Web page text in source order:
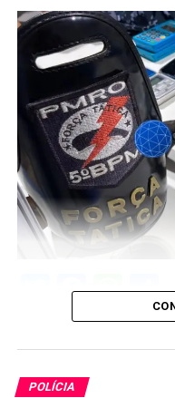
Twitter
POLÍCIA